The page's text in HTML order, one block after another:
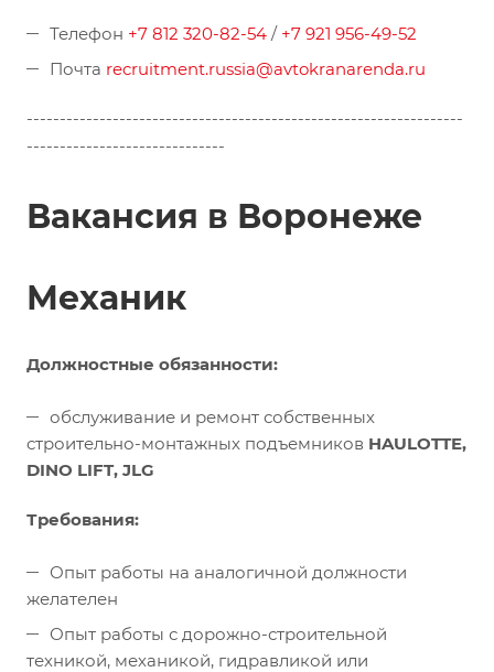
Телефон +7 812 320-82-54 / +7 921 956-49-52
Почта recruitment.russia@avtokranarenda.ru
------------------------------------------------------------------
------------------------------
Вакансия в Воронеже
Механик
Должностные обязанности:
обслуживание и ремонт собственных
строительно-монтажных подъемников HAULOTTE,
DINO LIFT, JLG
Требования:
Опыт работы на аналогичной должности
желателен
Опыт работы с дорожно-строительной
техникой, механикой, гидравликой или